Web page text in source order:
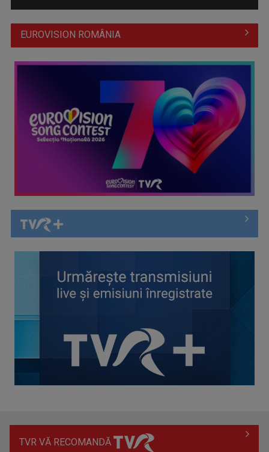
Serialul pentru copii „Cireşarii" umple de aventuri vacanța la
TVR 3
Filmul ce i-a pus faţă în faţă prima oară pe Johnny Depp şi
EUROVISION ROMÂNIA
TVR VĂ RECOMANDĂ